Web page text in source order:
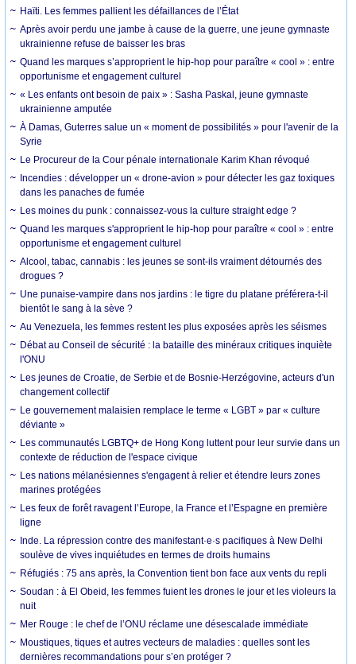
Haïti. Les femmes pallient les défaillances de l’État
Après avoir perdu une jambe à cause de la guerre, une jeune gymnaste
ukrainienne refuse de baisser les bras
Quand les marques s’approprient le hip-hop pour paraître « cool » : entre
opportunisme et engagement culturel
« Les enfants ont besoin de paix » : Sasha Paskal, jeune gymnaste
ukrainienne amputée
À Damas, Guterres salue un « moment de possibilités » pour l'avenir de la
Syrie
Le Procureur de la Cour pénale internationale Karim Khan révoqué
Incendies : développer un « drone-avion » pour détecter les gaz toxiques
dans les panaches de fumée
Les moines du punk : connaissez-vous la culture straight edge ?
Quand les marques s'approprient le hip-hop pour paraître « cool » : entre
opportunisme et engagement culturel
Alcool, tabac, cannabis : les jeunes se sont-ils vraiment détournés des
drogues ?
Une punaise-vampire dans nos jardins : le tigre du platane préférera-t-il
bientôt le sang à la sève ?
Au Venezuela, les femmes restent les plus exposées après les séismes
Débat au Conseil de sécurité : la bataille des minéraux critiques inquiète
l'ONU
Les jeunes de Croatie, de Serbie et de Bosnie-Herzégovine, acteurs d'un
changement collectif
Le gouvernement malaisien remplace le terme « LGBT » par « culture
déviante »
Les communautés LGBTQ+ de Hong Kong luttent pour leur survie dans un
contexte de réduction de l'espace civique
Les nations mélanésiennes s'engagent à relier et étendre leurs zones
marines protégées
Les feux de forêt ravagent l’Europe, la France et l’Espagne en première
ligne
Inde. La répression contre des manifestant·e·s pacifiques à New Delhi
soulève de vives inquiétudes en termes de droits humains
Réfugiés : 75 ans après, la Convention tient bon face aux vents du repli
Soudan : à El Obeid, les femmes fuient les drones le jour et les violeurs la
nuit
Mer Rouge : le chef de l’ONU réclame une désescalade immédiate
Moustiques, tiques et autres vecteurs de maladies : quelles sont les
dernières recommandations pour s’en protéger ?